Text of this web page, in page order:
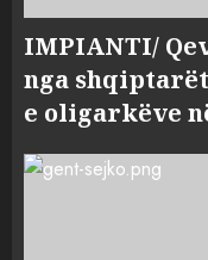
IMPIANTI/
nga shqiptarët
e oligarkëve